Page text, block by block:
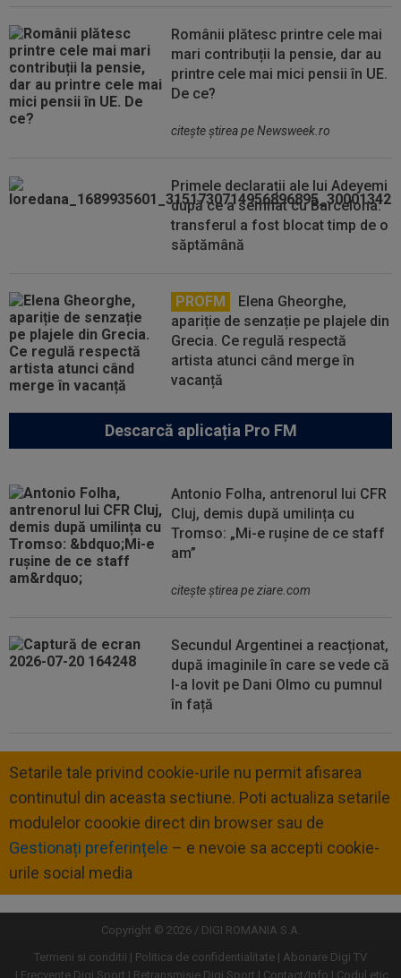
Românii plătesc printre cele mai
mari contribuții la pensie, dar au
printre cele mai mici pensii în UE.
De ce?
citeşte ştirea pe Newsweek.ro
Primele declarații ale lui Adeyemi
după ce a semnat cu Barcelona:
transferul a fost blocat timp de o
săptămână
PROFM
Elena Gheorghe,
apariție de senzație pe plajele din
Grecia. Ce regulă respectă
artista atunci când merge în
vacanță
Descarcă aplicația Pro FM
Antonio Folha, antrenorul lui CFR
Cluj, demis după umilința cu
Tromso: „Mi-e rușine de ce staff
am”
citeşte ştirea pe ziare.com
Secundul Argentinei a reacționat,
după imaginile în care se vede că
l-a lovit pe Dani Olmo cu pumnul
în față
Setarile tale privind cookie-urile nu permit afisarea
continutul din aceasta sectiune. Poti actualiza setarile
modulelor coookie direct din browser sau de
Gestionați preferințele – e nevoie sa accepti cookie-
urile social media
Copyright © 2026 / DIGI ROMANIA S.A.
Termeni si conditii
Politica de confidentialitate
Abonare Digi TV
Frecvente Digi Sport
Retransmisie Digi Sport Contact/Info Codul etic